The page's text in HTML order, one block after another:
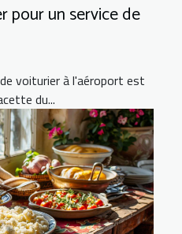
pour un service de
voiturier à l'aéroport est
du...